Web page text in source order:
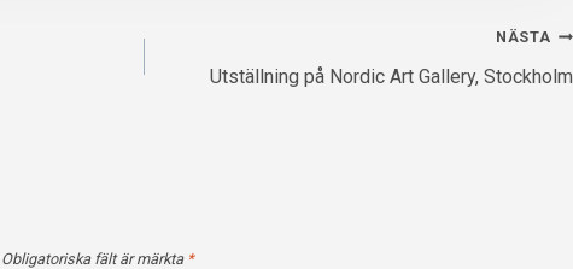
NÄSTA
Utställning på Nordic Art Gallery, Stockholm
Obligatoriska fält är märkta *